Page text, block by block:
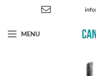
MENU